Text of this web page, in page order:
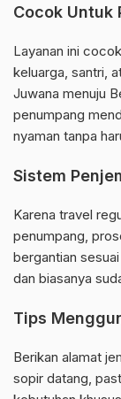
Cocok Untuk
Layanan ini
keluarga, santri,
Juwana menuju
penumpang
nyaman tanpa
Sistem
Karena travel
penumpang,
bergantian
dan biasanya
Tips
Berikan alamat
sopir datang,